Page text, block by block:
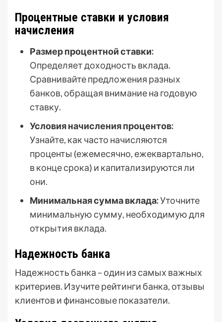
Процентные ставки и условия
начисления
Размер процентной ставки:
Определяет доходность вклада.
Сравнивайте предложения разных
банков, обращая внимание на годовую
ставку.
Условия начисления процентов:
Узнайте, как часто начисляются
проценты (ежемесячно, ежеквартально,
в конце срока) и капитализируются ли
они.
Минимальная сумма вклада:Уточните
минимальную сумму, необходимую для
открытия вклада.
Надежность банка
Надежность банка – один из самых важных
критериев. Изучите рейтинги банка, отзывы
клиентов и финансовые показатели.